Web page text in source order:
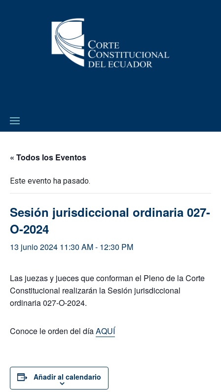
« Todos los Eventos
Este evento ha pasado.
Sesión jurisdiccional ordinaria 027-
O-2024
13 junio 2024 11:30 AM- 12:30 PM
Las juezas y jueces que conforman el Pleno de la Corte
Constitucional realizarán la Sesión jurisdiccional
ordinaria 027-O-2024.
Conoce le orden del díaAQUÍ
Añadir al calendario